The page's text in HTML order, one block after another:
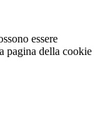
essere
pagina della cookie